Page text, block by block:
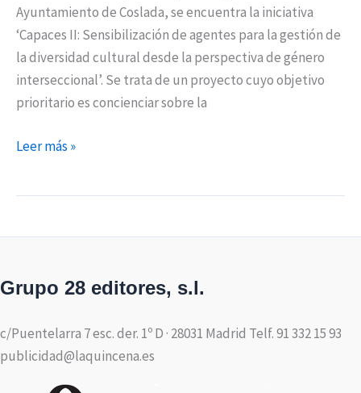
Ayuntamiento de Coslada, se encuentra la iniciativa
‘Capaces II: Sensibilización de agentes para la gestión de
la diversidad cultural desde la perspectiva de género
interseccional’. Se trata de un proyecto cuyo objetivo
prioritario es concienciar sobre la
Leer más »
Grupo 28 editores, s.l.
c/Puentelarra 7 esc. der. 1º D · 28031 Madrid Telf. 91 332 15 93
publicidad@laquincena.es